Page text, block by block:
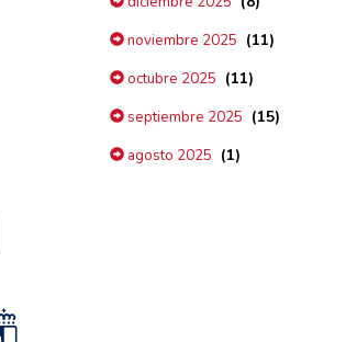
noviembre 2025 (11)
octubre 2025 (11)
septiembre 2025 (15)
agosto 2025 (1)